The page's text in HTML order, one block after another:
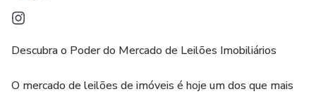
Planilha de projeção de ganhos
Descubra o Poder do Mercado de Leilões Imobiliários
O mercado de leilões de imóveis é hoje um dos que mais